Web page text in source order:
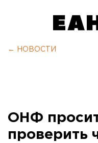
← НОВОСТИ
ОНФ
проверить